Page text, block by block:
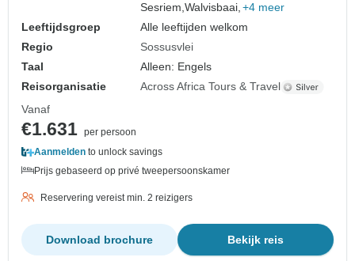
Sesriem,Walvisbaai, +4 meer
Leeftijdsgroep
Alle leeftijden welkom
Regio
Sossusvlei
Taal
Alleen: Engels
Reisorganisatie
Across Africa Tours & Travel
Vanaf
€1.631 per persoon
Aanmelden to unlock savings
Prijs gebaseerd op privé tweepersoonskamer
Reservering vereist min. 2 reizigers
Bekijk reis
Download brochure